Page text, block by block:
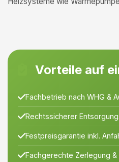
Vorteile auf
Fachbetrieb nach WHG &
Rechtssicherer
Festpreisgarantie inkl.
Fachgerechte Zerlegung